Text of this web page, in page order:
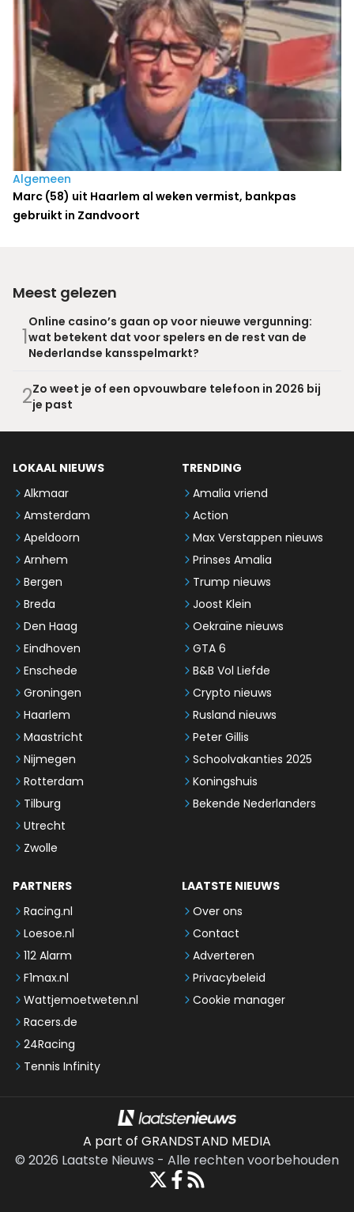
Algemeen
Marc (58) uit Haarlem al weken vermist, bankpas
gebruikt in Zandvoort
Meest gelezen
1
Online casino’s gaan op voor nieuwe vergunning:
wat betekent dat voor spelers en de rest van de
Nederlandse kansspelmarkt?
2Zo weet je of een opvouwbare telefoon in 2026 bij
je past
LOKAAL NIEUWS
Alkmaar
Amsterdam
Apeldoorn
Arnhem
Bergen
Breda
Den Haag
Eindhoven
Enschede
Groningen
Haarlem
Maastricht
Nijmegen
Rotterdam
Tilburg
Utrecht
Zwolle
TRENDING
Amalia vriend
Action
Max Verstappen nieuws
Prinses Amalia
Trump nieuws
Joost Klein
Oekraïne nieuws
GTA 6
B&B Vol Liefde
Crypto nieuws
Rusland nieuws
Peter Gillis
Schoolvakanties 2025
Koningshuis
Bekende Nederlanders
PARTNERS
Racing.nl
Loesoe.nl
112 Alarm
F1max.nl
Wattjemoetweten.nl
Racers.de
24Racing
Tennis Infinity
LAATSTE NIEUWS
Over ons
Contact
Adverteren
Privacybeleid
Cookie manager
A part of GRANDSTAND MEDIA
© 2026 Laatste Nieuws - Alle rechten voorbehouden